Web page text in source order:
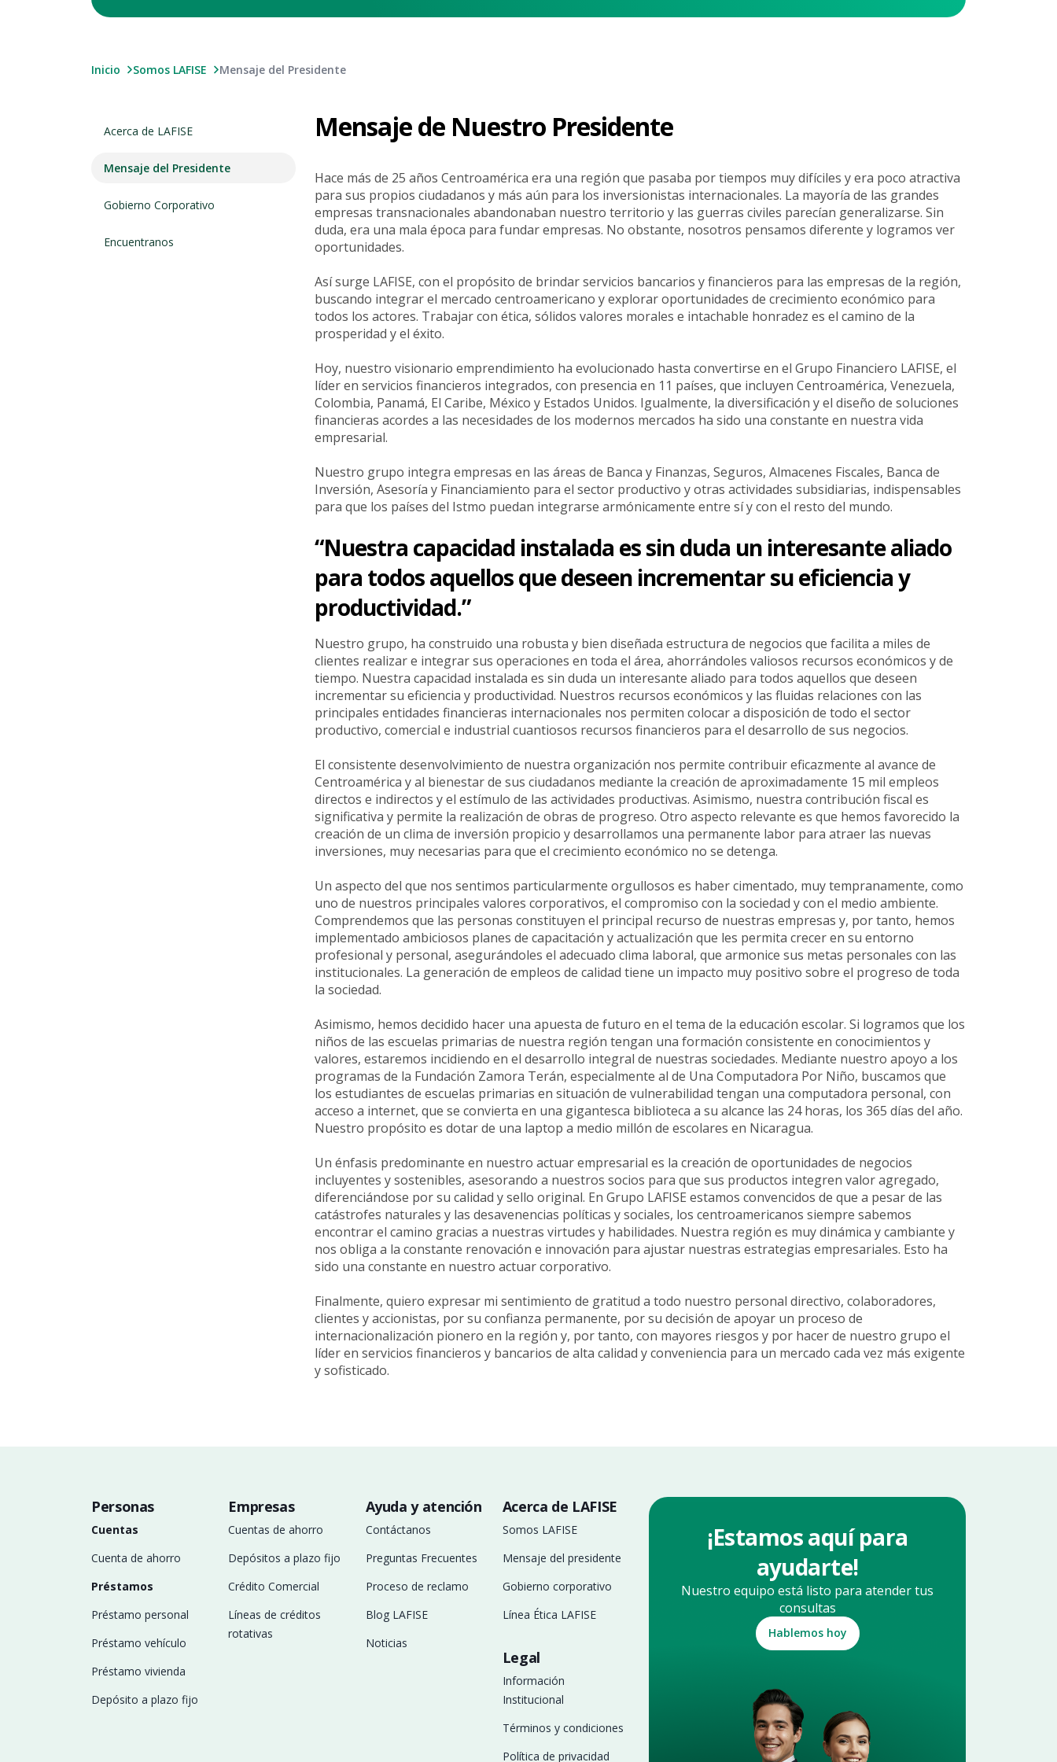
Inicio Somos LAFISE Mensaje del Presidente
Acerca de LAFISE
Mensaje del Presidente
Gobierno Corporativo
Encuentranos
Mensaje de Nuestro Presidente
Hace más de 25 años Centroamérica era una región que pasaba por tiempos muy difíciles y era poco atractiva
para sus propios ciudadanos y más aún para los inversionistas internacionales. La mayoría de las grandes
empresas transnacionales abandonaban nuestro territorio y las guerras civiles parecían generalizarse. Sin
duda, era una mala época para fundar empresas. No obstante, nosotros pensamos diferente y logramos ver
oportunidades.
Así surge LAFISE, con el propósito de brindar servicios bancarios y financieros para las empresas de la región,
buscando integrar el mercado centroamericano y explorar oportunidades de crecimiento económico para
todos los actores. Trabajar con ética, sólidos valores morales e intachable honradez es el camino de la
prosperidad y el éxito.
Hoy, nuestro visionario emprendimiento ha evolucionado hasta convertirse en el Grupo Financiero LAFISE, el
líder en servicios financieros integrados, con presencia en 11 países, que incluyen Centroamérica, Venezuela,
Colombia, Panamá, El Caribe, México y Estados Unidos. Igualmente, la diversificación y el diseño de soluciones
financieras acordes a las necesidades de los modernos mercados ha sido una constante en nuestra vida
empresarial.
Nuestro grupo integra empresas en las áreas de Banca y Finanzas, Seguros, Almacenes Fiscales, Banca de
Inversión, Asesoría y Financiamiento para el sector productivo y otras actividades subsidiarias, indispensables
para que los países del Istmo puedan integrarse armónicamente entre sí y con el resto del mundo.
“Nuestra capacidad instalada es sin duda un interesante aliado
para todos aquellos que deseen incrementar su eficiencia y
productividad.”
Nuestro grupo, ha construido una robusta y bien diseñada estructura de negocios que facilita a miles de
clientes realizar e integrar sus operaciones en toda el área, ahorrándoles valiosos recursos económicos y de
tiempo. Nuestra capacidad instalada es sin duda un interesante aliado para todos aquellos que deseen
incrementar su eficiencia y productividad. Nuestros recursos económicos y las fluidas relaciones con las
principales entidades financieras internacionales nos permiten colocar a disposición de todo el sector
productivo, comercial e industrial cuantiosos recursos financieros para el desarrollo de sus negocios.
El consistente desenvolvimiento de nuestra organización nos permite contribuir eficazmente al avance de
Centroamérica y al bienestar de sus ciudadanos mediante la creación de aproximadamente 15 mil empleos
directos e indirectos y el estímulo de las actividades productivas. Asimismo, nuestra contribución fiscal es
significativa y permite la realización de obras de progreso. Otro aspecto relevante es que hemos favorecido la
creación de un clima de inversión propicio y desarrollamos una permanente labor para atraer las nuevas
inversiones, muy necesarias para que el crecimiento económico no se detenga.
Un aspecto del que nos sentimos particularmente orgullosos es haber cimentado, muy tempranamente, como
uno de nuestros principales valores corporativos, el compromiso con la sociedad y con el medio ambiente.
Comprendemos que las personas constituyen el principal recurso de nuestras empresas y, por tanto, hemos
implementado ambiciosos planes de capacitación y actualización que les permita crecer en su entorno
profesional y personal, asegurándoles el adecuado clima laboral, que armonice sus metas personales con las
institucionales. La generación de empleos de calidad tiene un impacto muy positivo sobre el progreso de toda
la sociedad.
Asimismo, hemos decidido hacer una apuesta de futuro en el tema de la educación escolar. Si logramos que los
niños de las escuelas primarias de nuestra región tengan una formación consistente en conocimientos y
valores, estaremos incidiendo en el desarrollo integral de nuestras sociedades. Mediante nuestro apoyo a los
programas de la Fundación Zamora Terán, especialmente al de Una Computadora Por Niño, buscamos que
los estudiantes de escuelas primarias en situación de vulnerabilidad tengan una computadora personal, con
acceso a internet, que se convierta en una gigantesca biblioteca a su alcance las 24 horas, los 365 días del año.
Nuestro propósito es dotar de una laptop a medio millón de escolares en Nicaragua.
Un énfasis predominante en nuestro actuar empresarial es la creación de oportunidades de negocios
incluyentes y sostenibles, asesorando a nuestros socios para que sus productos integren valor agregado,
diferenciándose por su calidad y sello original. En Grupo LAFISE estamos convencidos de que a pesar de las
catástrofes naturales y las desavenencias políticas y sociales, los centroamericanos siempre sabemos
encontrar el camino gracias a nuestras virtudes y habilidades. Nuestra región es muy dinámica y cambiante y
nos obliga a la constante renovación e innovación para ajustar nuestras estrategias empresariales. Esto ha
sido una constante en nuestro actuar corporativo.
Finalmente, quiero expresar mi sentimiento de gratitud a todo nuestro personal directivo, colaboradores,
clientes y accionistas, por su confianza permanente, por su decisión de apoyar un proceso de
internacionalización pionero en la región y, por tanto, con mayores riesgos y por hacer de nuestro grupo el
líder en servicios financieros y bancarios de alta calidad y conveniencia para un mercado cada vez más exigente
y sofisticado.
Personas
Cuentas
Cuenta de ahorro
Préstamos
Préstamo personal
Préstamo vehículo
Préstamo vivienda
Depósito a plazo fijo
Empresas
Cuentas de ahorro
Depósitos a plazo fijo
Crédito Comercial
Líneas de créditos
rotativas
Ayuda y atención
Contáctanos
Preguntas Frecuentes
Proceso de reclamo
Blog LAFISE
Noticias
Acerca de LAFISE
Somos LAFISE
Mensaje del presidente
Gobierno corporativo
Línea Ética LAFISE
Legal
Información
Institucional
Términos y condiciones
Política de privacidad
¡Estamos aquí para
ayudarte!
Nuestro equipo está listo para atender tus
consultas
Hablemos hoy